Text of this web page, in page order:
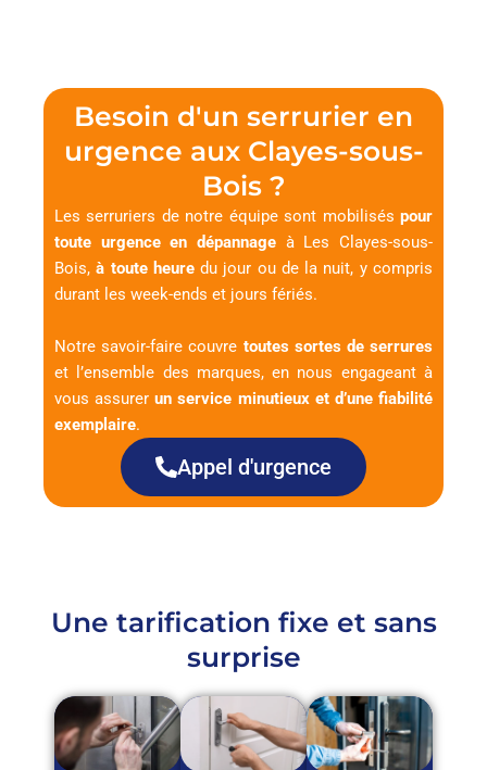
Besoin d'un serrurier en
urgence aux Clayes-sous-
Bois ?
Les serruriers de notre équipe sont mobilisés pour
toute urgence en dépannage à Les Clayes-sous-
Bois,à toute heuredu jour ou de la nuit, y compris
durant les week-ends et jours fériés.
Notre savoir-faire couvre toutes sortes de serrures
et l’ensemble des marques, en nous engageant à
vous assurerun service minutieux et d’une fiabilité
exemplaire.
Appel d'urgence
Une tarification fixe et sans
surprise